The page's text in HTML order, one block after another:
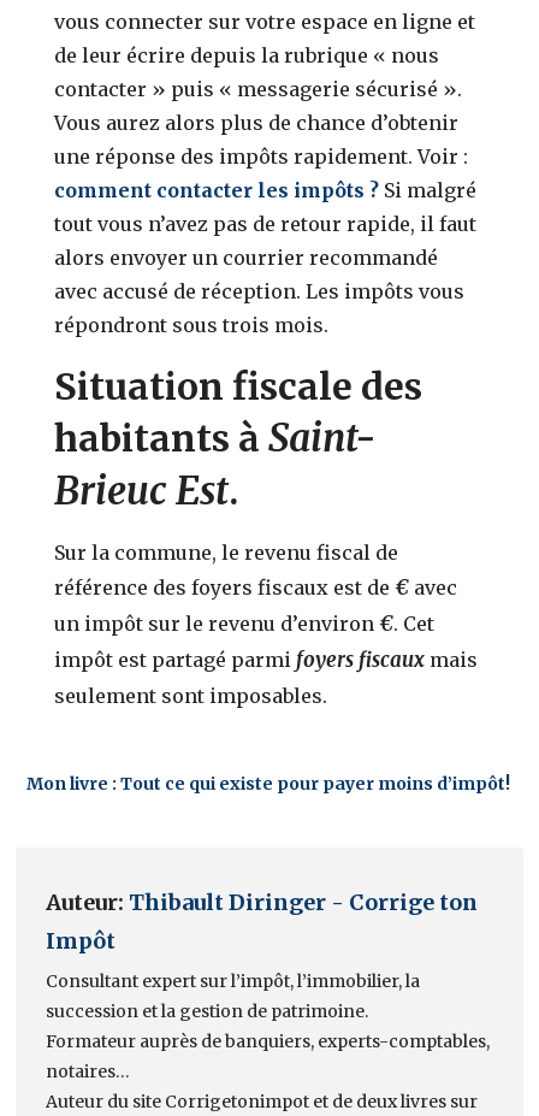
vous connecter sur votre espace en ligne et
de leur écrire depuis la rubrique « nous
contacter » puis « messagerie sécurisé ».
Vous aurez alors plus de chance d’obtenir
une réponse des impôts rapidement. Voir :
comment contacter les impôts ? Si malgré
tout vous n’avez pas de retour rapide, il faut
alors envoyer un courrier recommandé
avec accusé de réception. Les impôts vous
répondront sous trois mois.
Situation fiscale des
habitants àSaint-
Brieuc Est.
Sur la commune, le revenu fiscal de
référence des foyers fiscaux est de€ avec
un impôt sur le revenu d’environ€. Cet
impôt est partagé parmi foyers fiscaux mais
seulement sont imposables.
Mon livre : Tout ce qui existe pour payer moins d’impôt!
Auteur: Thibault Diringer - Corrige ton
Impôt
Consultant expert sur l’impôt, l’immobilier, la
succession et la gestion de patrimoine.
Formateur auprès de banquiers, experts-comptables,
notaires…
Auteur du site Corrigetonimpot et de deux livres sur